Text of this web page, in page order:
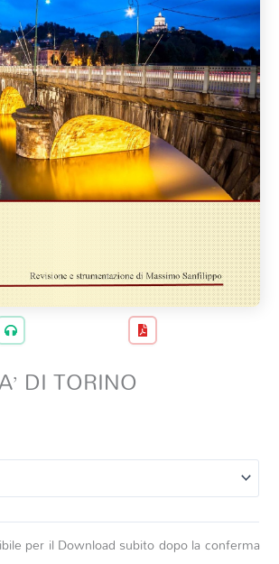
DI TORINO
per il Download subito dopo la conferma